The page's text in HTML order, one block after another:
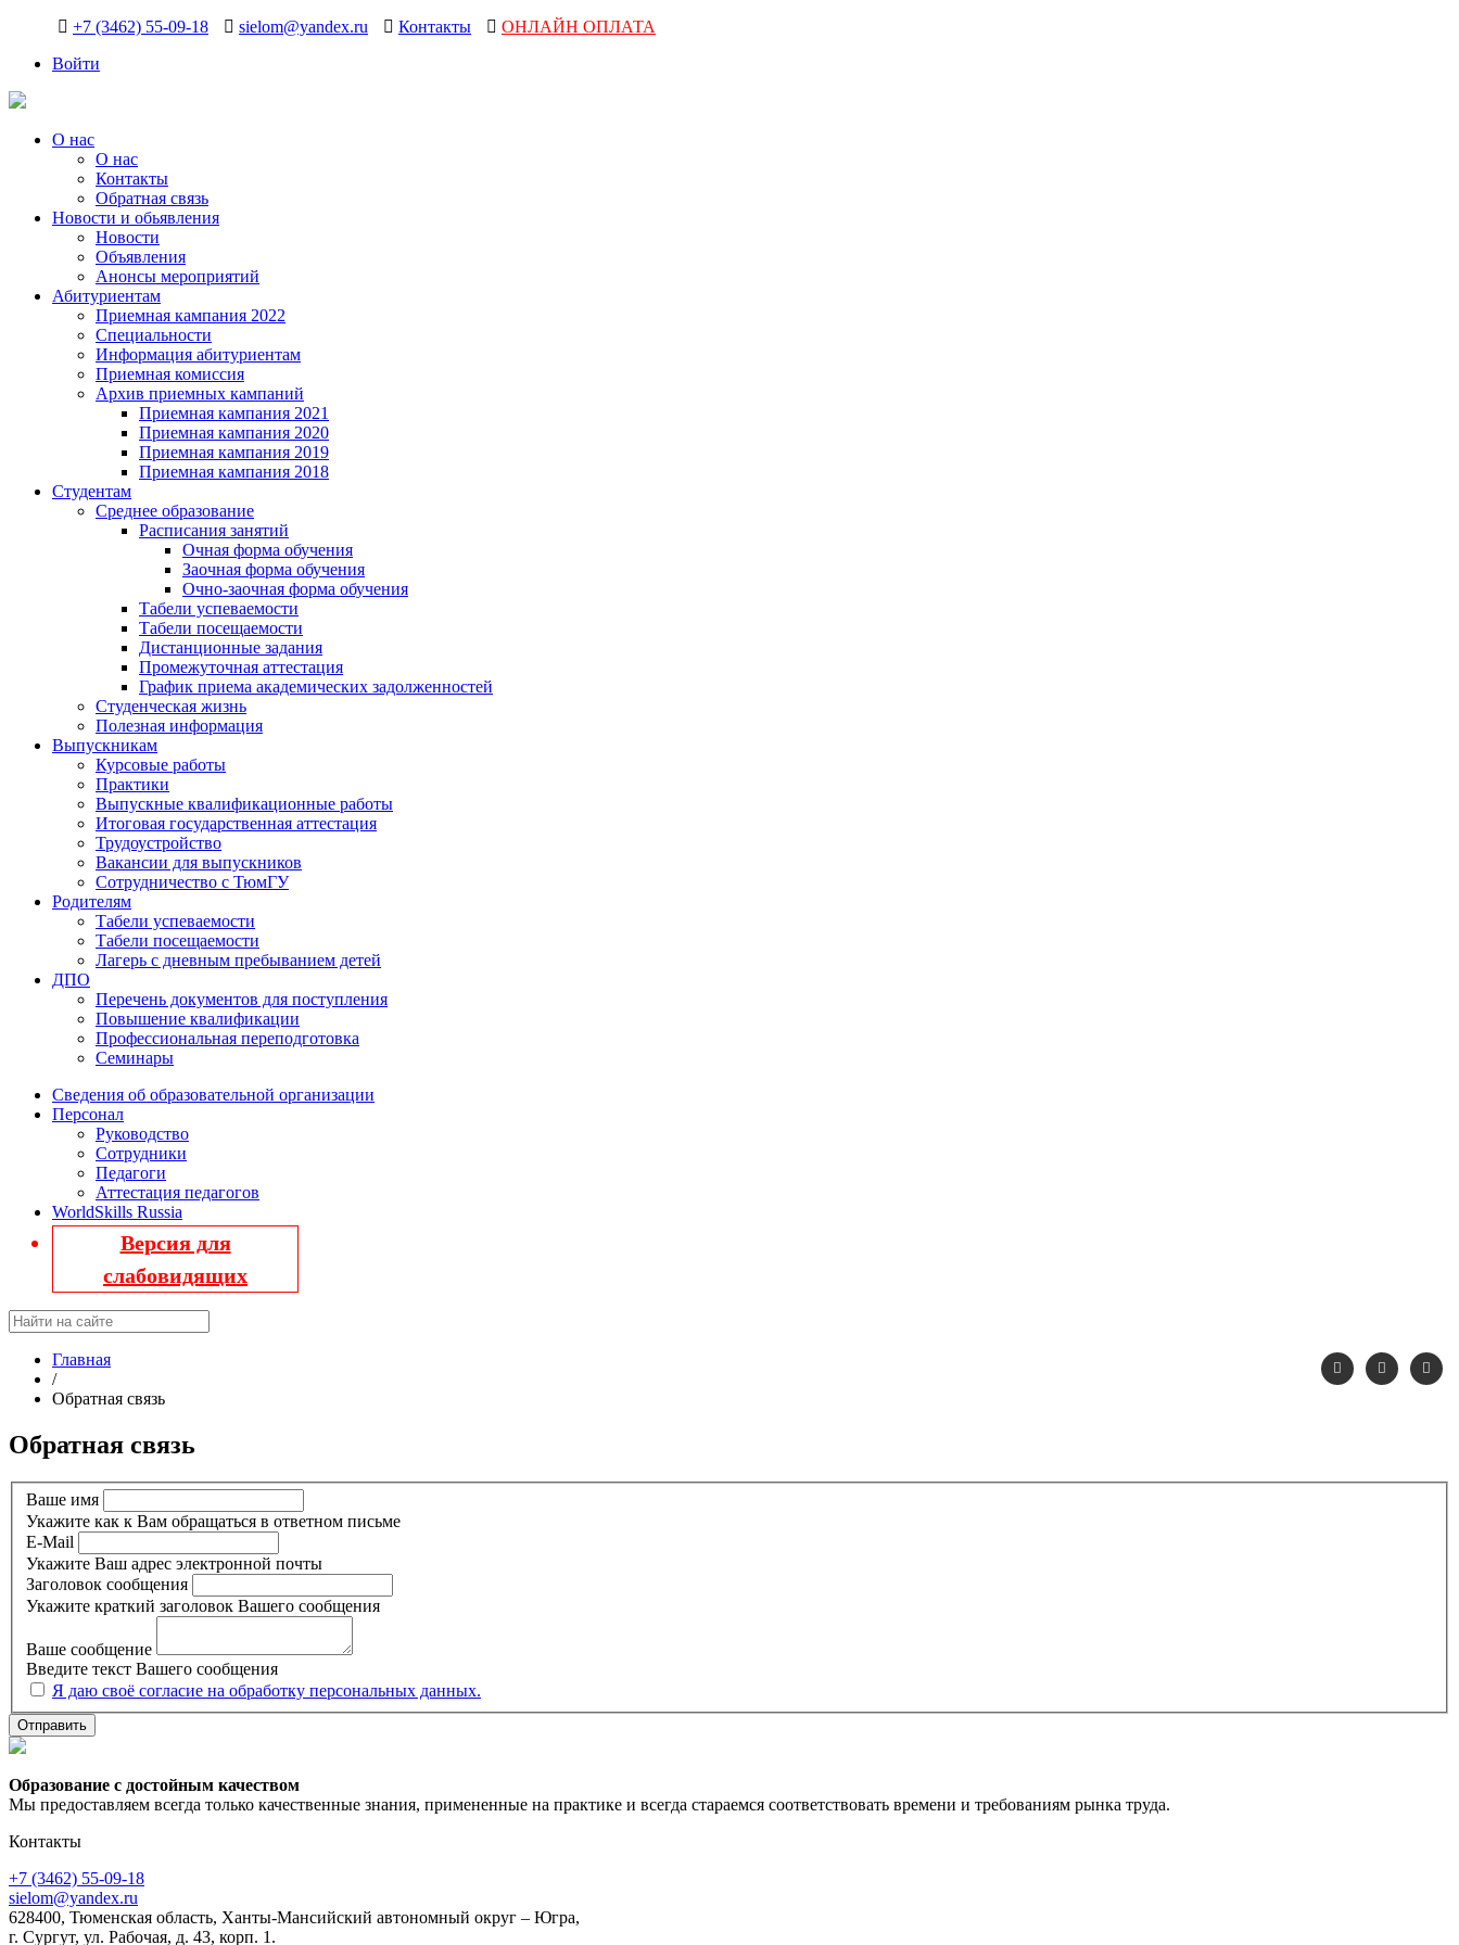
+7 (3462) 55-09-18 sielom@yandex.ru Контакты
ОНЛАЙН ОПЛАТА
Войти
О нас
О нас
Контакты
Обратная связь
Новости и обьявления
Новости
Объявления
Анонсы мероприятий
Абитуриентам
Приемная кампания 2022
Специальности
Информация абитуриентам
Приемная комиссия
Архив приемных кампаний
Приемная кампания 2021
Приемная кампания 2020
Приемная кампания 2019
Приемная кампания 2018
Студентам
Среднее образование
Расписания занятий
Очная форма обучения
Заочная форма обучения
Очно-заочная форма обучения
Табели успеваемости
Табели посещаемости
Дистанционные задания
Промежуточная аттестация
График приема академических задолженностей
Студенческая жизнь
Полезная информация
Выпускникам
Курсовые работы
Практики
Выпускные квалификационные работы
Итоговая государственная аттестация
Трудоустройство
Вакансии для выпускников
Сотрудничество с ТюмГУ
Родителям
Табели успеваемости
Табели посещаемости
Лагерь с дневным пребыванием детей
ДПО
Перечень документов для поступления
Повышение квалификации
Профессиональная переподготовка
Семинары
Сведения об образовательной организации
Персонал
Руководство
Сотрудники
Педагоги
Аттестация педагогов
WorldSkills Russia
Версия для
слабовидящих
Главная
/
Обратная связь
Обратная связь
Ваше имя
Укажите как к Вам обращаться в ответном письме
E-Mail
Укажите Ваш адрес электронной почты
Заголовок сообщения
Укажите краткий заголовок Вашего сообщения
Ваше сообщение
Введите текст Вашего сообщения
Я даю своё согласие на обработку персональных данных.
Образование с достойным качеством
Мы предоставляем всегда только качественные знания, примененные на практике и всегда стараемся соответствовать времени и требованиям рынка труда.
Контакты
+7 (3462) 55-09-18
sielom@yandex.ru
628400, Тюменская область, Ханты-Мансийский автономный округ – Югра,
г. Сургут, ул. Рабочая, д. 43, корп. 1.